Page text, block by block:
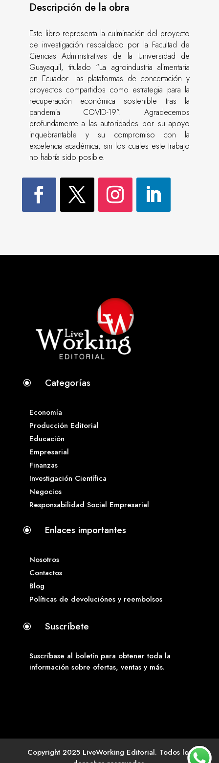
Descripción de la obra
Este libro representa la culminación del proyecto
de investigación respaldado por la Facultad de
Ciencias Administrativas de la Universidad de
Guayaquil, titulado “La agroindustria alimentaria
en Ecuador: las plataformas de concertación y
proyectos compartidos como estrategia para la
recuperación económica sostenible tras la
pandemia COVID-19”. Agradecemos
profundamente a las autoridades por su apoyo
inquebrantable y su compromiso con la
excelencia académica, sin los cuales este trabajo
no habría sido posible.
\ Categorías
Economía
Producción Editorial
Educación
Empresarial
Finanzas
Investigación Científica
Negocios
Responsabilidad Social Empresarial
\ Enlaces importantes
Nosotros
Contactos
Blog
Políticas de devoluciónes y reembolsos
\ Suscríbete
Suscríbase al boletín para obtener toda la
información sobre ofertas, ventas y más.
Copyright 2025 LiveWorking Editorial. Todos los